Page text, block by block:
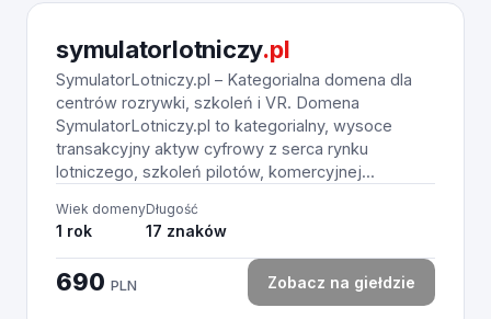
symulatorlotniczy.pl
SymulatorLotniczy.pl – Kategorialna domena dla
centrów rozrywki, szkoleń i VR. Domena
SymulatorLotniczy.pl to kategorialny, wysoce
transakcyjny aktyw cyfrowy z serca rynku
lotniczego, szkoleń pilotów, komercyjnej...
Wiek domeny
1 rok
Długość
17 znaków
690 PLN Zobacz na giełdzie